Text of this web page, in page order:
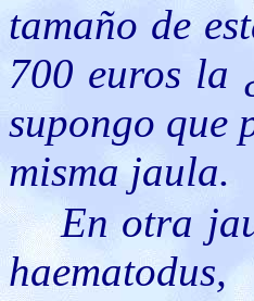
tamaño de
700 euros la
supongo que
misma jaula.
En otra